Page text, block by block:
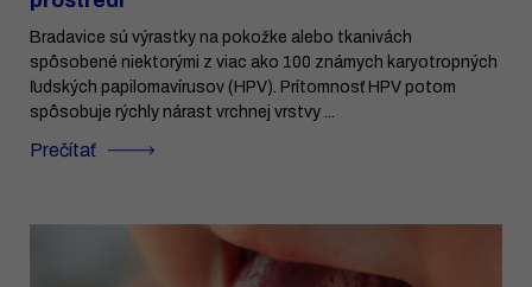
Bradavice sú výrastky na pokožke alebo tkanivách
spôsobené niektorými z viac ako 100 známych karyotropných
ľudských papilomavírusov (HPV). Prítomnosť HPV potom
spôsobuje rýchly nárast vrchnej vrstvy ...
Prečítať